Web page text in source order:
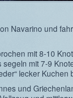
Navarino und
mit 8-10
mit 7-9
lecker Kuchen
und